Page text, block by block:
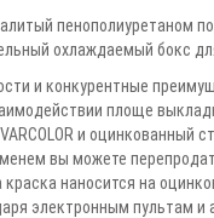
пенополиуретаном
охлаждаемый бокс
и конкурентные
площе
VARCOLOR и
вы можете
краска наносится на
электронным пультам и